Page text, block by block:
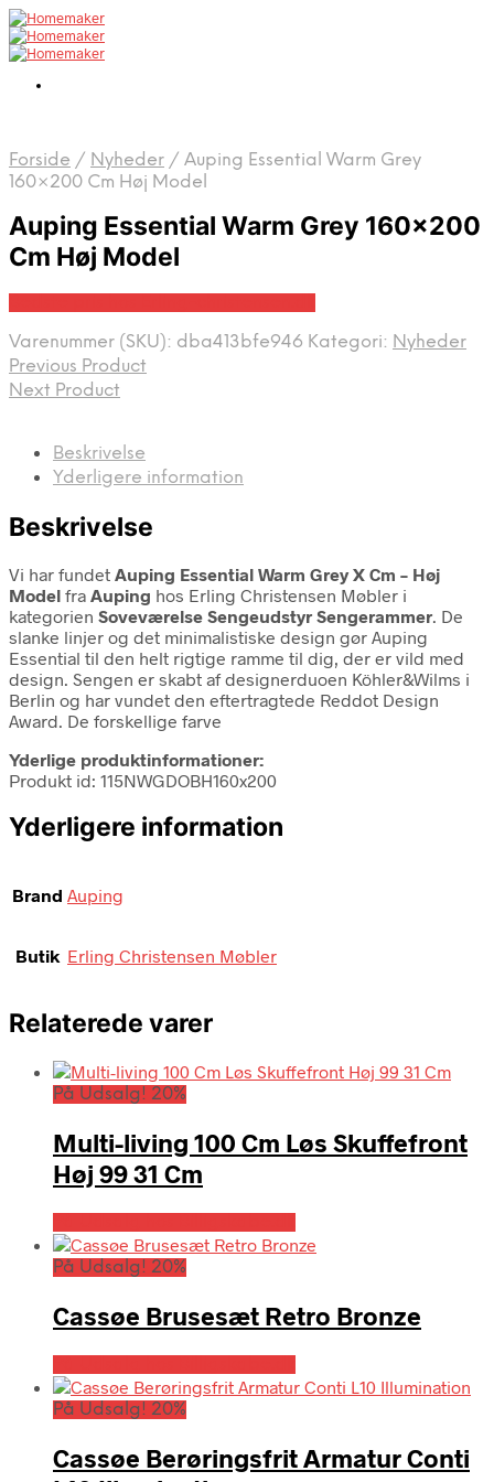
Forside / Nyheder / Auping Essential Warm Grey
160×200 Cm Høj Model
Auping Essential Warm Grey 160×200
Cm Høj Model
Varenummer (SKU): dba413bfe946 Kategori: Nyheder
Previous Product
Next Product
Beskrivelse
Yderligere information
Beskrivelse
Vi har fundet Auping Essential Warm Grey X Cm – Høj
Model fra Auping hos Erling Christensen Møbler i
kategorien Soveværelse Sengeudstyr Sengerammer. De
slanke linjer og det minimalistiske design gør Auping
Essential til den helt rigtige ramme til dig, der er vild med
design. Sengen er skabt af designerduoen Köhler&Wilms i
Berlin og har vundet den eftertragtede Reddot Design
Award. De forskellige farve
Yderlige produktinformationer:
Produkt id: 115NWGDOBH160x200
Yderligere information
Brand Auping
Butik Erling Christensen Møbler
Relaterede varer
På Udsalg! 20%
Multi-living 100 Cm Løs Skuffefront
Høj 99 31 Cm
På Udsalg! 20%
Cassøe Brusesæt Retro Bronze
På Udsalg! 20%
Cassøe Berøringsfrit Armatur Conti